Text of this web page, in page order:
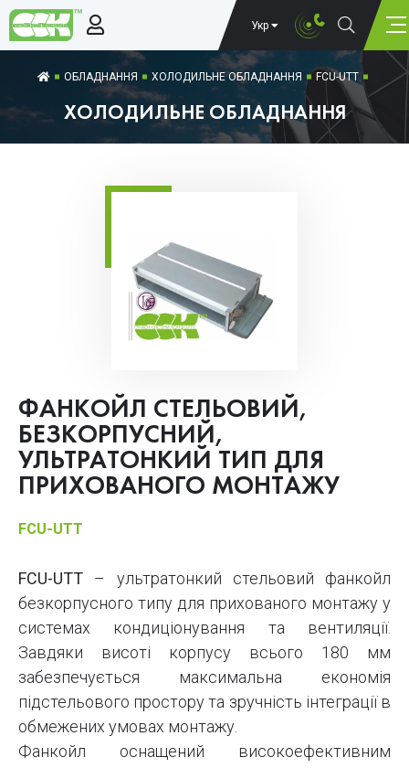
Укр
ОБЛАДНАННЯ ХОЛОДИЛЬНЕ ОБЛАДНАННЯ FCU-UTT
ХОЛОДИЛЬНЕ ОБЛАДНАННЯ
ФАНКОЙЛ СТЕЛЬОВИЙ,
БЕЗКОРПУСНИЙ,
УЛЬТРАТОНКИЙ ТИП ДЛЯ
ПРИХОВАНОГО МОНТАЖУ
FCU-UTT
FCU-UTT – ультратонкий стельовий фанкойл
безкорпусного типу для прихованого монтажу у
системах кондиціонування та вентиляції.
Завдяки висоті корпусу всього 180 мм
забезпечується максимальна економія
підстельового простору та зручність інтеграції в
обмежених умовах монтажу.
Фанкойл оснащений високоефективним